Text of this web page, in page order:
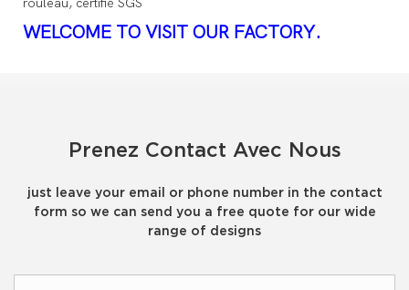
WELCOME TO VISIT OUR FACTORY.
Prenez Contact Avec Nous
just leave your email or phone number in the contact
form so we can send you a free quote for our wide
range of designs